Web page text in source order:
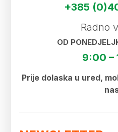
+385
Radno
OD
9:00 –
Prije dolaska u ured,